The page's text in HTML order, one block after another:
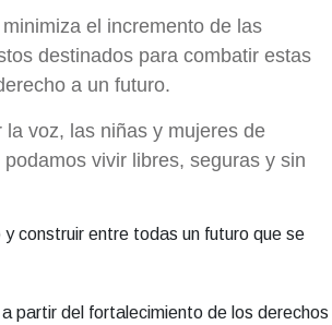
el incremento de las
destinados para combatir estas
a un futuro.
voz, las niñas y mujeres de
vivir libres, seguras y sin
construir entre todas un futuro que se
partir del fortalecimiento de los derechos